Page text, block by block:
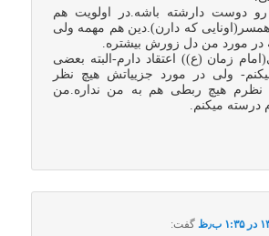
رو دوست دارشته باشه.در اولویت هم
که دارن).دین هم مهمه ولی
در مورد من دل زورش بیشتره.
زمان (ع)) اعتقاد دارم-البته بعضی
ولی در مورد جزییاتش هیچ نظر
نظرم هیچ ربطی هم به من نداره.من
درسته میکنم.
گفت: